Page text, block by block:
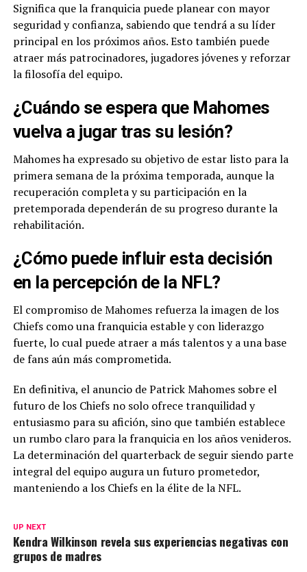
Significa que la franquicia puede planear con mayor
seguridad y confianza, sabiendo que tendrá a su líder
principal en los próximos años. Esto también puede
atraer más patrocinadores, jugadores jóvenes y reforzar
la filosofía del equipo.
¿Cuándo se espera que Mahomes
vuelva a jugar tras su lesión?
Mahomes ha expresado su objetivo de estar listo para la
primera semana de la próxima temporada, aunque la
recuperación completa y su participación en la
pretemporada dependerán de su progreso durante la
rehabilitación.
¿Cómo puede influir esta decisión
en la percepción de la NFL?
El compromiso de Mahomes refuerza la imagen de los
Chiefs como una franquicia estable y con liderazgo
fuerte, lo cual puede atraer a más talentos y a una base
de fans aún más comprometida.
En definitiva, el anuncio de Patrick Mahomes sobre el
futuro de los Chiefs no solo ofrece tranquilidad y
entusiasmo para su afición, sino que también establece
un rumbo claro para la franquicia en los años venideros.
La determinación del quarterback de seguir siendo parte
integral del equipo augura un futuro prometedor,
manteniendo a los Chiefs en la élite de la NFL.
UP NEXT
Kendra Wilkinson revela sus experiencias negativas con
grupos de madres